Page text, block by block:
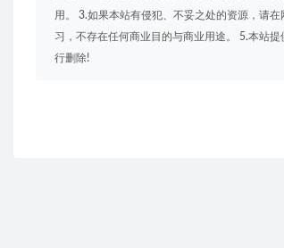
用。 3.如果本站有侵犯、不妥之处的资源，请
习，不存在任何商业目的与商业用途。 5.本站
行删除!